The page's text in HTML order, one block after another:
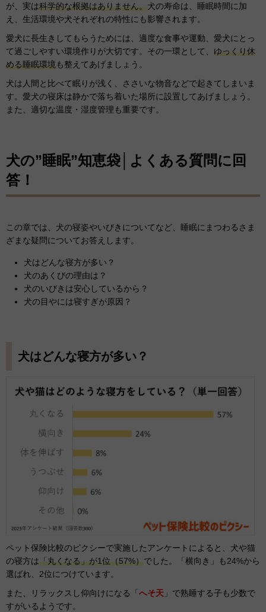
が、実は科学的な根拠はありません。犬の寿命は、睡眠時間に加
え、生活環境や犬それぞれの特性にも影響されます。
愛犬に長生きしてもらうためには、適度な食事や運動、愛犬にとっ
て過ごしやすい環境作りが大切です。その一環として、 ゆっくり休
める睡眠環境も整えてあげましょう。
犬は人間と比べて眠りが浅く、ささいな物音などで起きてしまいま
す。愛犬の寝床は静かで落ち着いた場所に設置してあげましょう。
また、適切な温度・湿度管理も重要です。
犬の”睡眠”知恵袋│よくある質問に回
答！
この章では、犬の寝姿やいびきについてなど、睡眠にまつわるさま
ざまな疑問についてお答えします。
犬はどんな寝方が多い？
犬のあくびの理由は？
犬のいびきは安心しているから？
犬の目やには寝すぎが原因？
犬はどんな寝方が多い？
ペット保険比較のピクシーで実施したアンケートによると、犬や猫
の寝方は「丸くなる」が1位（57%）でした。「横向き」も24%から
選ばれ、2位につけています。
また、リラックスし仰向けになる「 へそ天 」で熟睡する子も少数で
すがいるようです。